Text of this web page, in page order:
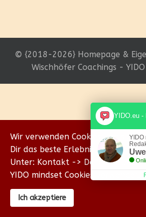
© {2018-2026} Homepage &
Wischhöfer Coachings -
Wir verwenden Cookies, um
Dir das beste Erlebnis auf unserer
Unter: Kontakt -> Datenschutz
YIDO mindset Cookies verwendet.
Ich akzeptiere
YIDO.eu -
YIDO